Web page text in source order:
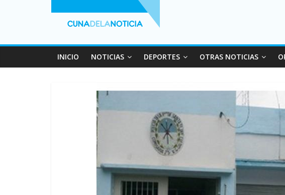
INICIO NOTICIAS DEPORTES OTRAS NOTICIAS